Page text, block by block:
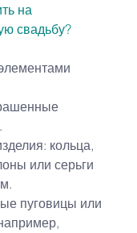
на
свадьбу?
кольца,
или серьги
пуговицы или